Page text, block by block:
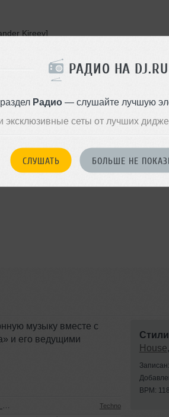
РАДИО НА DJ.RU
Радио— слушайте лучшую
эксклюзивные сеты от лучших
СЛУШАТЬ БОЛЬШЕ НЕ
Kireev]
Mix, 09/2015
— Take You Down)
Mix)
Mix)
музыку вместе с
и его ведущими
Techno
House,
BPM: